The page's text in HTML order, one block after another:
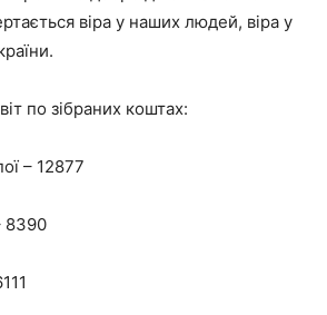
віра у наших людей, віра у
по зібраних коштах:
– 12877
8390